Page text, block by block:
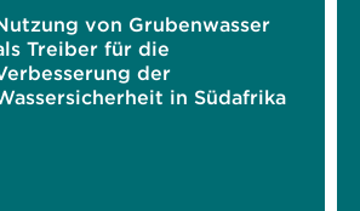
von Grubenwasser
Treiber für die
der
in Südafrika